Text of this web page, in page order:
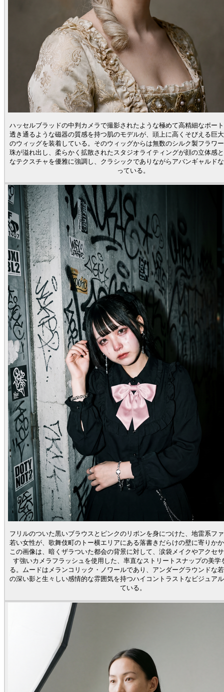
ハッセルブラッドの中判カメラで撮影されたような極めて高精細なポー
透き通るような磁器の質感を持つ肌のモデルが、頭上に高くそびえる巨
のウィッグを装着している。そのウィッグからは無数のシルク製フラワ
珠が溢れ出し、柔らかく拡散されたスタジオライティングが顔の立体感
なテクスチャを優雅に強調し、クラシックでありながらアバンギャルド
っている。
フリルのついた黒いブラウスとピンクのリボンを身につけた、地雷系フ
若い女性が、歌舞伎町のトー横エリアにある落書きだらけの壁に寄りか
この画像は、暗くザラついた都会の背景に対して、涙袋メイクやアクセ
す強いカメラフラッシュを使用した、率直なストリートスナップの美学
る。ムードはメランコリック・ノワールであり、アンダーグラウンドな
の深い影と生々しい感情的な雰囲気を持つハイコントラストなビジュア
ている。